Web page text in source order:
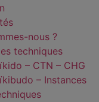
nous ?
techniques
– CTN – CHG
– Instances